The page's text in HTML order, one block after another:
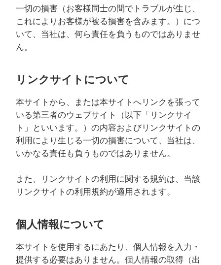
一切の損害（お客様同士の間でトラブルが生じ、
これによりお客様が被る損害を含みます。）につ
いて、当社は、何ら責任を負うものではありませ
ん。
リンクサイトについて
本サイトから、または本サイトへリンクを張って
いる第三者のウェブサイト（以下「リンクサイ
ト」といいます。）の内容およびリンクサイトの
利用により生じる一切の損害について、当社は、
いかなる責任も負うものではありません。
また、リンクサイトの利用に関する規約は、当該
リンクサイトの利用規約が適用されます。
個人情報について
本サイトを使用するにあたり、個人情報を入力・
提供する必要はありません。個人情報の取得（出